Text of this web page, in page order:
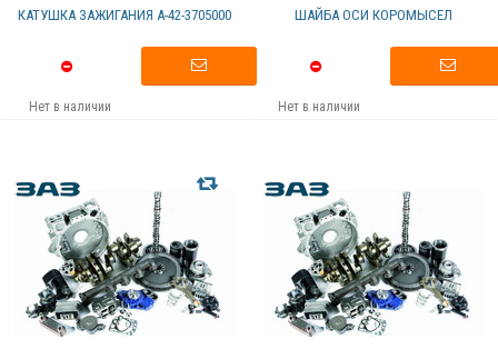
КАТУШКА ЗАЖИГАНИЯ А-42-3705000
Нет в наличии
ШАЙБА ОСИ КОРОМЫСЕЛ
Нет в наличии